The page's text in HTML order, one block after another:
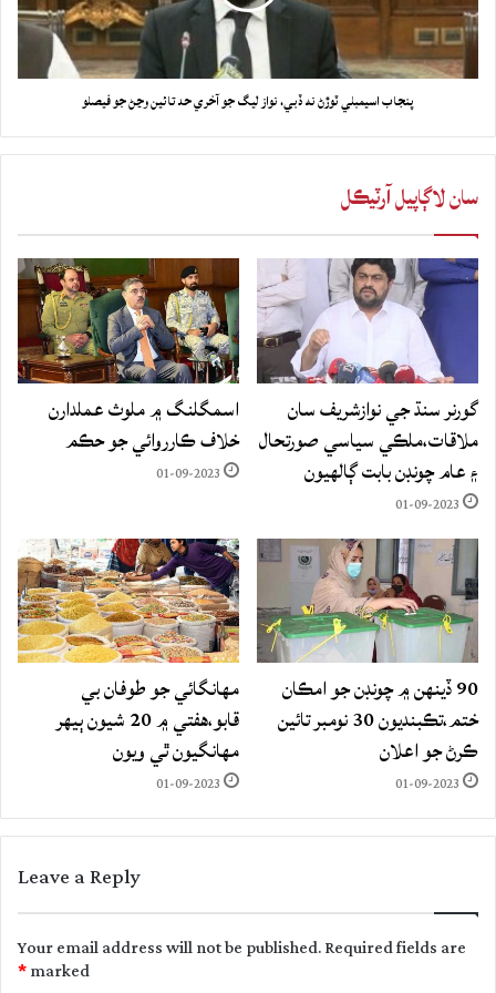
پنجاب اسيمبلي ٽوڙڻ نه ڏبي، نواز ليگ جو آخري حد تائين وڃڻ جو فيصلو
سان لاڳاپيل آرٽيڪل
گورنر سنڌ جي نوازشريف سان
ملاقات،ملڪي سياسي صورتحال
۽ عام چونڊن بابت ڳالهيون
01-09-2023
اسمگلنگ ۾ ملوث عملدارن
خلاف ڪارروائي جو حڪم
01-09-2023
90 ڏينهن ۾ چونڊن جو امڪان
ختم،تڪبنديون 30 نومبر تائين
ڪرڻ جو اعلان
01-09-2023
مهانگائي جو طوفان بي
قابو،هفتي ۾ 20 شيون ٻيهر
مهانگيون ٿي ويون
01-09-2023
Leave a Reply
Your email address will not be published.Required fields are
marked
*